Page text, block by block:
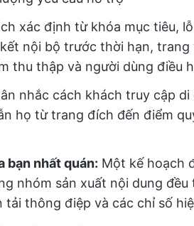
xác định từ khóa mục tiêu,
nội bộ trước thời hạn, trang
thu thập và người dùng điều
nhắc cách khách truy cập
họ từ trang đích đến điểm
bạn nhất quán: Một kế hoạch
nhóm sản xuất nội dung
thông điệp và các chỉ số